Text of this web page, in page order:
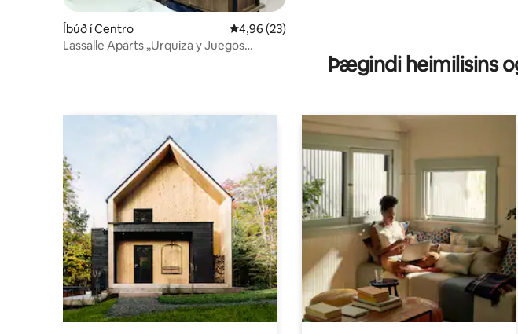
Íbúð í Centro 4,96 af 5 í meðaleinkunn, 23 umsagnir
4,96 (23)
Lassalle Aparts „Urquiza y Juegos
Þægindi heimilisins